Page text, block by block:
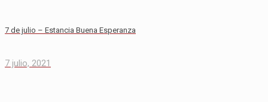
7 de julio – Estancia Buena Esperanza
7 julio, 2021